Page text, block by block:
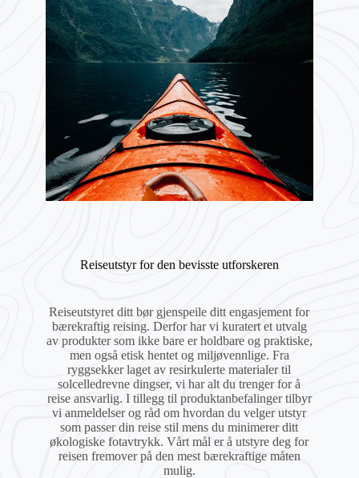
Reiseutstyr for den bevisste utforskeren
Reiseutstyret ditt bør gjenspeile ditt engasjement for
bærekraftig reising. Derfor har vi kuratert et utvalg
av produkter som ikke bare er holdbare og praktiske,
men også etisk hentet og miljøvennlige. Fra
ryggsekker laget av resirkulerte materialer til
solcelledrevne dingser, vi har alt du trenger for å
reise ansvarlig. I tillegg til produktanbefalinger tilbyr
vi anmeldelser og råd om hvordan du velger utstyr
som passer din reise stil mens du minimerer ditt
økologiske fotavtrykk. Vårt mål er å utstyre deg for
reisen fremover på den mest bærekraftige måten
mulig.